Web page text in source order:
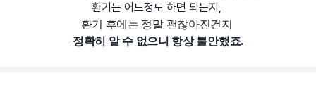
환기는 어느정도 하면 되는지,
환기 후에는 정말 괜찮아진건지
정확히 알 수 없으니 항상 불안했죠.